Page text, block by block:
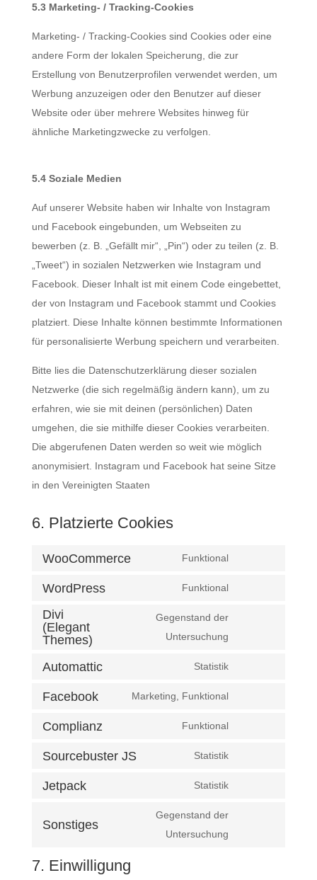
5.3 Marketing- / Tracking-Cookies
Marketing- / Tracking-Cookies sind Cookies oder eine
andere Form der lokalen Speicherung, die zur
Erstellung von Benutzerprofilen verwendet werden, um
Werbung anzuzeigen oder den Benutzer auf dieser
Website oder über mehrere Websites hinweg für
ähnliche Marketingzwecke zu verfolgen.
5.4 Soziale Medien
Auf unserer Website haben wir Inhalte von Instagram
und Facebook eingebunden, um Webseiten zu
bewerben (z. B. „Gefällt mir“, „Pin“) oder zu teilen (z. B.
„Tweet“) in sozialen Netzwerken wie Instagram und
Facebook. Dieser Inhalt ist mit einem Code eingebettet,
der von Instagram und Facebook stammt und Cookies
platziert. Diese Inhalte können bestimmte Informationen
für personalisierte Werbung speichern und verarbeiten.
Bitte lies die Datenschutzerklärung dieser sozialen
Netzwerke (die sich regelmäßig ändern kann), um zu
erfahren, wie sie mit deinen (persönlichen) Daten
umgehen, die sie mithilfe dieser Cookies verarbeiten.
Die abgerufenen Daten werden so weit wie möglich
anonymisiert. Instagram und Facebook hat seine Sitze
in den Vereinigten Staaten
6. Platzierte Cookies
WooCommerce Funktional
WordPress Funktional
Divi
(Elegant
Themes)
Gegenstand der
Untersuchung
Automattic Statistik
Facebook Marketing, Funktional
Complianz Funktional
Sourcebuster JS Statistik
Jetpack Statistik
Sonstiges
Gegenstand der
Untersuchung
7. Einwilligung